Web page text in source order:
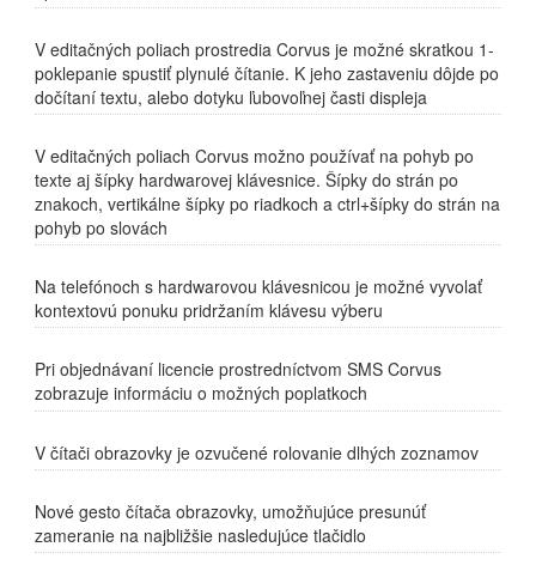
V editačných poliach prostredia Corvus je možné skratkou 1-
poklepanie spustiť plynulé čítanie. K jeho zastaveniu dôjde po
dočítaní textu, alebo dotyku ľubovoľnej časti displeja
V editačných poliach Corvus možno používať na pohyb po
texte aj šípky hardwarovej klávesnice. Šípky do strán po
znakoch, vertikálne šípky po riadkoch a ctrl+šípky do strán na
pohyb po slovách
Na telefónoch s hardwarovou klávesnicou je možné vyvolať
kontextovú ponuku pridržaním klávesu výberu
Pri objednávaní licencie prostredníctvom SMS Corvus
zobrazuje informáciu o možných poplatkoch
V čítači obrazovky je ozvučené rolovanie dlhých zoznamov
Nové gesto čítača obrazovky, umožňujúce presunúť
zameranie na najbližšie nasledujúce tlačidlo